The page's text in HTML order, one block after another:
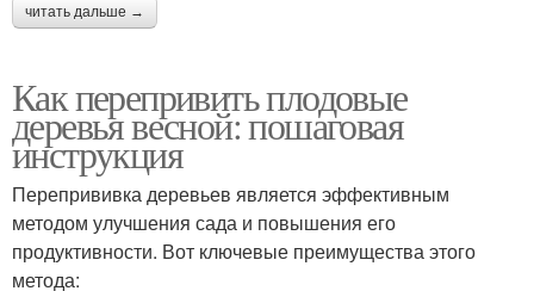
читать дальше →
Как перепривить плодовые
деревья весной: пошаговая
инструкция
Перепрививка деревьев является эффективным
методом улучшения сада и повышения его
продуктивности. Вот ключевые преимущества этого
метода: